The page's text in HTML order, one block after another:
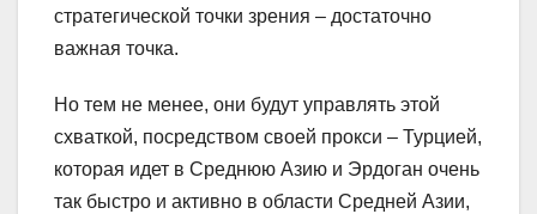
стратегической точки зрения – достаточно
важная точка.
Но тем не менее, они будут управлять этой
схваткой, посредством своей прокси – Турцией,
которая идет в Среднюю Азию и Эрдоган очень
так быстро и активно в области Средней Азии,